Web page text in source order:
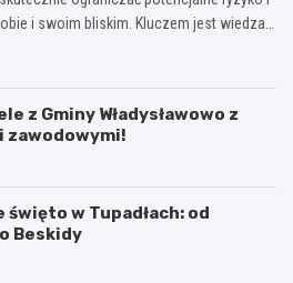
i swoim bliskim. Kluczem jest wiedza…
z Gminy Władysławowo z
zawodowymi!
święto w Tupadłach: od
Beskidy